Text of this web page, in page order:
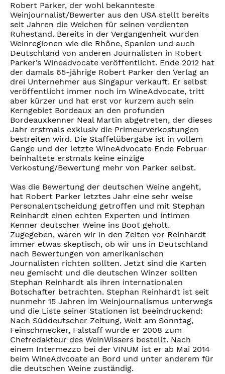
Robert Parker, der wohl bekannteste
Weinjournalist/Bewerter aus den USA stellt bereits
seit Jahren die Weichen für seinen verdienten
Ruhestand. Bereits in der Vergangenheit wurden
Weinregionen wie die Rhône, Spanien und auch
Deutschland von anderen Journalisten in Robert
Parker’s Wineadvocate veröffentlicht. Ende 2012 hat
der damals 65-jährige Robert Parker den Verlag an
drei Unternehmer aus Singapur verkauft. Er selbst
veröffentlicht immer noch im WineAdvocate, tritt
aber kürzer und hat erst vor kurzem auch sein
Kerngebiet Bordeaux an den profunden
Bordeauxkenner Neal Martin abgetreten, der dieses
Jahr erstmals exklusiv die Primeurverkostungen
bestreiten wird. Die Staffelübergabe ist in vollem
Gange und der letzte WineAdvocate Ende Februar
beinhaltete erstmals keine einzige
Verkostung/Bewertung mehr von Parker selbst.
Was die Bewertung der deutschen Weine angeht,
hat Robert Parker letztes Jahr eine sehr weise
Personalentscheidung getroffen und mit Stephan
Reinhardt einen echten Experten und intimen
Kenner deutscher Weine ins Boot geholt.
Zugegeben, waren wir in den Zeiten vor Reinhardt
immer etwas skeptisch, ob wir uns in Deutschland
nach Bewertungen von amerikanischen
Journalisten richten sollten. Jetzt sind die Karten
neu gemischt und die deutschen Winzer sollten
Stephan Reinhardt als ihren internationalen
Botschafter betrachten. Stephan Reinhardt ist seit
nunmehr 15 Jahren im Weinjournalismus unterwegs
und die Liste seiner Stationen ist beeindruckend:
Nach Süddeutscher Zeitung, Welt am Sonntag,
Feinschmecker, Falstaff wurde er 2008 zum
Chefredakteur des WeinWissers bestellt. Nach
einem Intermezzo bei der VINUM ist er ab Mai 2014
beim WineAdvcoate an Bord und unter anderem für
die deutschen Weine zuständig.